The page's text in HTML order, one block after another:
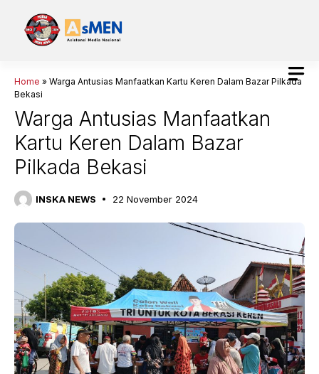
Home » Warga Antusias Manfaatkan Kartu Keren Dalam Bazar Pilkada
Bekasi
Warga Antusias Manfaatkan
Kartu Keren Dalam Bazar
Pilkada Bekasi
INSKA NEWS 22 November 2024